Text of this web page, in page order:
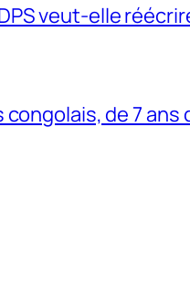
veut-elle
de 7 ans